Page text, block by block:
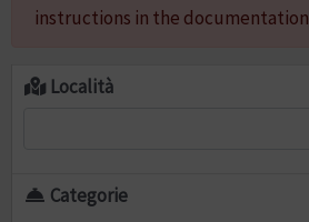
instructions in the documentation
Località
Categorie